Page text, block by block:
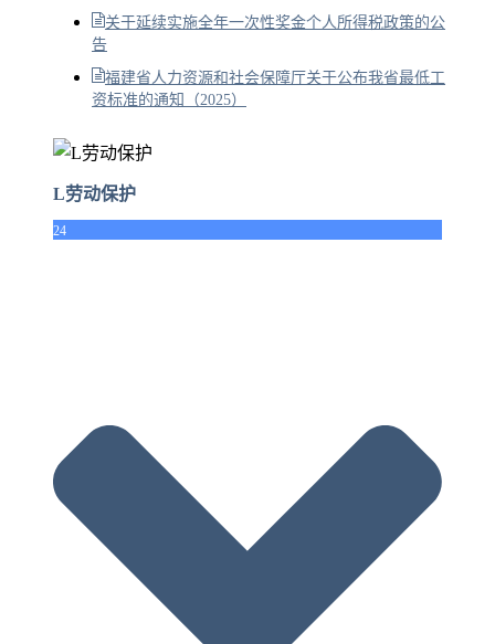
关于延续实施全年一次性奖金个人所得税政策的公
告
福建省人力资源和社会保障厅关于公布我省最低工
资标准的通知（2025）
L劳动保护
24